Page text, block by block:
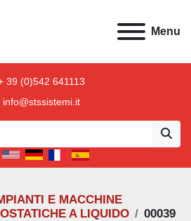
Menu
39 (0)542 641113
info@stssistemi.it
E MACCHINE
A LIQUIDO
00039